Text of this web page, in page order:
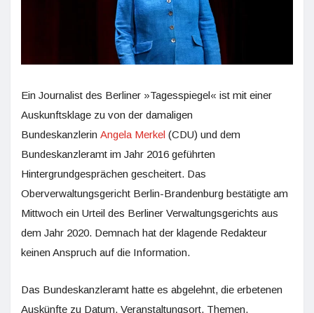
Ein Journalist des Berliner »Tagesspiegel« ist mit einer
Auskunftsklage zu von der damaligen
Bundeskanzlerin Angela Merkel (CDU) und dem
Bundeskanzleramt im Jahr 2016 geführten
Hintergrundgesprächen gescheitert. Das
Oberverwaltungsgericht Berlin-Brandenburg bestätigte am
Mittwoch ein Urteil des Berliner Verwaltungsgerichts aus
dem Jahr 2020. Demnach hat der klagende Redakteur
keinen Anspruch auf die Information.
Das Bundeskanzleramt hatte es abgelehnt, die erbetenen
Auskünfte zu Datum, Veranstaltungsort, Themen,